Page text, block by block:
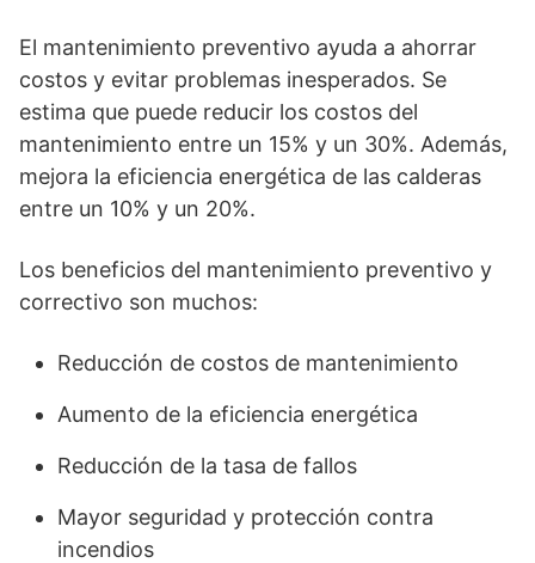
El mantenimiento preventivo ayuda a ahorrar
costos y evitar problemas inesperados. Se
estima que puede reducir los costos del
mantenimiento entre un 15% y un 30%. Además,
mejora la eficiencia energética de las calderas
entre un 10% y un 20%.
Los beneficios del mantenimiento preventivo y
correctivo son muchos:
Reducción de costos de mantenimiento
Aumento de la eficiencia energética
Reducción de la tasa de fallos
Mayor seguridad y protección contra
incendios